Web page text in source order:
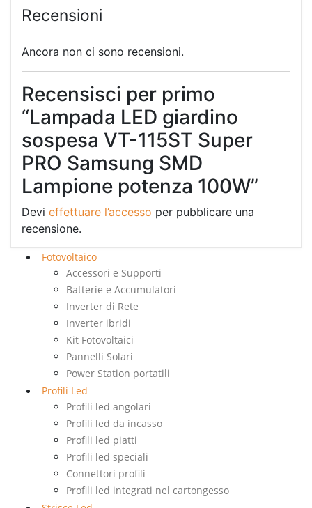
Recensioni
Ancora non ci sono recensioni.
Recensisci per primo
“Lampada LED giardino
sospesa VT-115ST Super
PRO Samsung SMD
Lampione potenza 100W”
Devi effettuare l’accesso per pubblicare una
recensione.
Fotovoltaico
Accessori e Supporti
Batterie e Accumulatori
Inverter di Rete
Inverter ibridi
Kit Fotovoltaici
Pannelli Solari
Power Station portatili
Profili Led
Profili led angolari
Profili led da incasso
Profili led piatti
Profili led speciali
Connettori profili
Profili led integrati nel cartongesso